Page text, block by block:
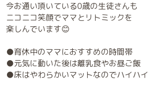
今お通い頂いている0歳の生徒さんも
ニコニコ笑顔でママとリトミックを
楽しんでいます😊
●育休中のママにおすすめの時間帯
●元気に動いた後は離乳食やお昼ご飯
●床はやわらかいマットなのでハイハ